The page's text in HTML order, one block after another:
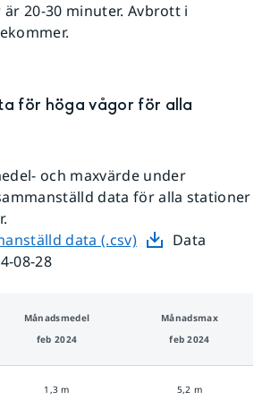
20-30 minuter. Avbrott i
för höga vågor för alla
och maxvärdeunder
data för alla stationer
data (.csv)
Data
08-28
Månads­medel
feb 2024
Månads­max
feb 2024
1,3 m 5,2 m